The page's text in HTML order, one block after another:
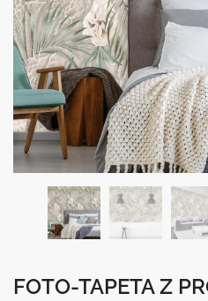
FOTO-TAPETA Z